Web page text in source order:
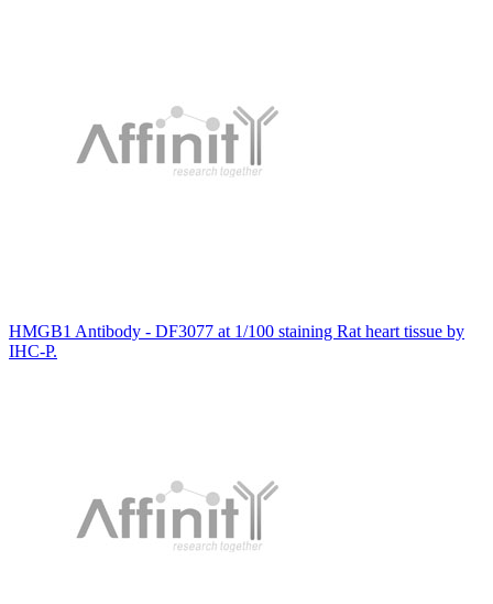
HMGB1 Antibody - DF3077 at 1/100 staining Rat heart tissue by
IHC-P.